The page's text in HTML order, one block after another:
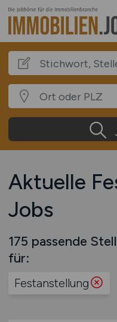
Aktuelle
Jobs
175 passende
für:
Festanstellung